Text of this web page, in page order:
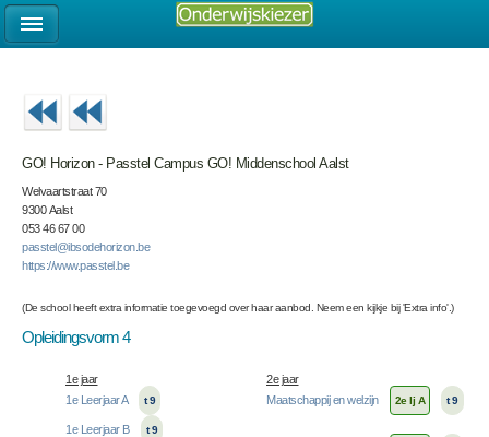
GO! Horizon - Passtel Campus GO! Middenschool Aalst
Welvaartstraat 70
9300 Aalst
053 46 67 00
passtel@ibsodehorizon.be
https://www.passtel.be
(De school heeft extra informatie toegevoegd over haar aanbod. Neem een kijkje bij 'Extra info'.)
Opleidingsvorm 4
1e jaar
2e jaar
1e Leerjaar A
t 9
1e Leerjaar B t 9
Maatschappij en welzijn 2e lj A t 9